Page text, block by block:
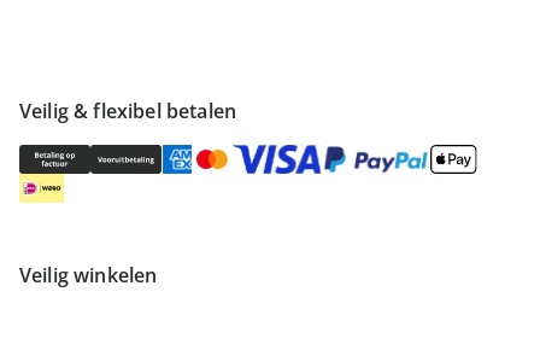
Veilig & flexibel betalen
Veilig winkelen